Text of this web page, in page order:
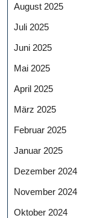
August 2025
Juli 2025
Juni 2025
Mai 2025
April 2025
März 2025
Februar 2025
Januar 2025
Dezember 2024
November 2024
Oktober 2024